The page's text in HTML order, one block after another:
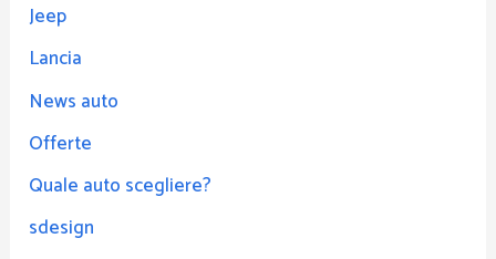
Jeep
Lancia
News auto
Offerte
Quale auto scegliere?
sdesign